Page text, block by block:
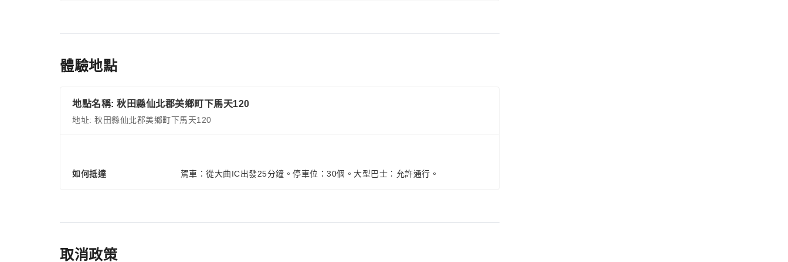
體驗地點
地點名稱: 秋田縣仙北郡美鄉町下馬天120
地址: 秋田縣仙北郡美鄉町下馬天120
如何抵達 駕車：從大曲IC出發2​​5分鐘。停車位：30個。大型巴士：允許通行。
取消政策